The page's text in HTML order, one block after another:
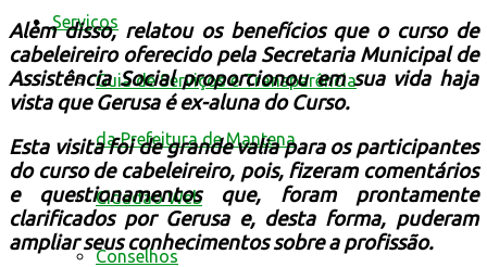
Serviços
Guia de Serviços e Transparência
da Prefeitura de Mantena
Cidadão Web
Conselhos
Além disso, relatou os benefícios que o curso de
cabeleireiro oferecido pela Secretaria Municipal de
Assistência Social proporcionou em sua vida haja
vista que Gerusa é ex-aluna do Curso.
Esta visita foi de grande valia para os participantes
do curso de cabeleireiro, pois, fizeram comentários
e questionamentos que, foram prontamente
clarificados por Gerusa e, desta forma, puderam
ampliar seus conhecimentos sobre a profissão.